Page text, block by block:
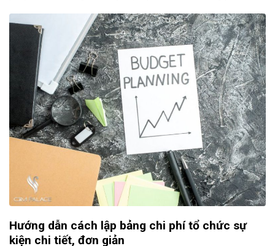
Hướng dẫn cách lập bảng chi phí tổ chức sự
kiện chi tiết, đơn giản